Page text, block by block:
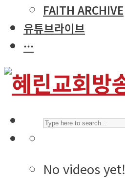
FAITH ARCHIVE
유튜브라이브
···
No videos yet!